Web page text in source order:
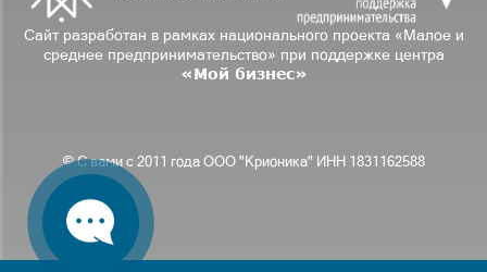
Сайт разработан в рамках национального проекта «Малое и
среднее предпринимательство» при поддержке центра
«Мой бизнес»
© С вами с 2011 года ООО "Крионика" ИНН 1831162588